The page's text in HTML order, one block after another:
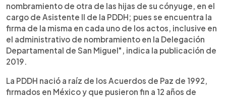
nombramiento de otra de las hijas de su cónyuge, en el
cargo de Asistente II de la PDDH; pues se encuentra la
firma de la misma en cada uno de los actos, inclusive en
el administrativo de nombramiento en la Delegación
Departamental de San Miguel", indica la publicación de
2019.
La PDDH nació a raíz de los Acuerdos de Paz de 1992,
firmados en México y que pusieron fin a 12 años de